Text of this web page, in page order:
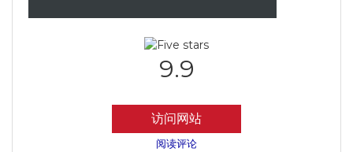
9.9
访问网站
阅读评论